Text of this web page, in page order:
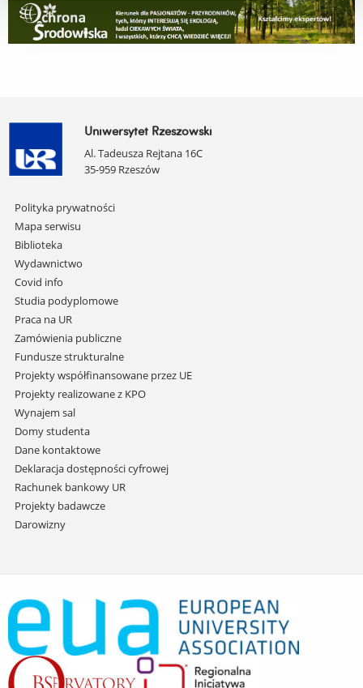
Uniwersytet Rzeszowski
Al. Tadeusza Rejtana 16C
35-959 Rzeszów
Pomiń
nawigację
i
przejdź
do
treści
Polityka prywatności
Mapa serwisu
Biblioteka
Wydawnictwo
Covid info
Studia podyplomowe
Praca na UR
Zamówienia publiczne
Fundusze strukturalne
Projekty współfinansowane przez UE
Projekty realizowane z KPO
Wynajem sal
Domy studenta
Dane kontaktowe
Deklaracja dostępności cyfrowej
Rachunek bankowy UR
Projekty badawcze
Darowizny